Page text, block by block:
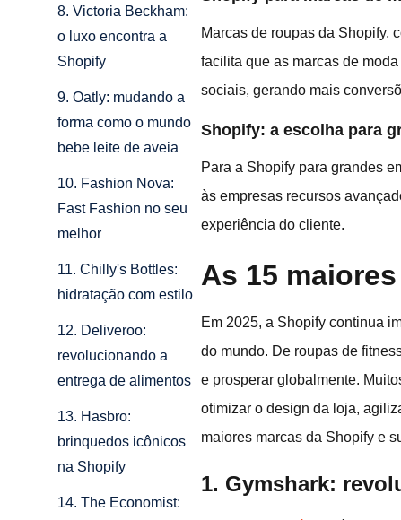
8. Victoria Beckham:
o luxo encontra a
Shopify
9. Oatly: mudando a
forma como o mundo
bebe leite de aveia
10. Fashion Nova:
Fast Fashion no seu
melhor
11. Chilly's Bottles:
hidratação com estilo
12. Deliveroo:
revolucionando a
entrega de alimentos
13. Hasbro:
brinquedos icônicos
na Shopify
14. The Economist:
Marcas de roupas da Shopify,
facilita que as marcas de
sociais, gerando mais
Shopify: a escolha para
Para a Shopify para grandes
às empresas recursos
experiência do cliente.
As 15
Em 2025, a Shopify continua
do mundo. De roupas de
e prosperar globalmente.
otimizar o design da loja,
maiores marcas da Shopify e
1. Gymshark: